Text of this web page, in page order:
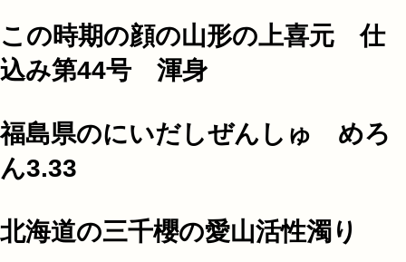
この時期の顔の山形の上喜元 仕
込み第44号 渾身
福島県のにいだしぜんしゅ めろ
ん3.33
北海道の三千櫻の愛山活性濁り